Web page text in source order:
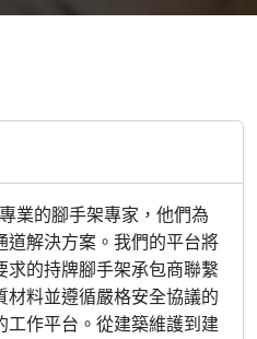
業的腳手架專家，他們為
道解決方案。我們的平台將
的持牌腳手架承包商聯繫
料並遵循嚴格安全協議的
工作平台。從建築維護到建